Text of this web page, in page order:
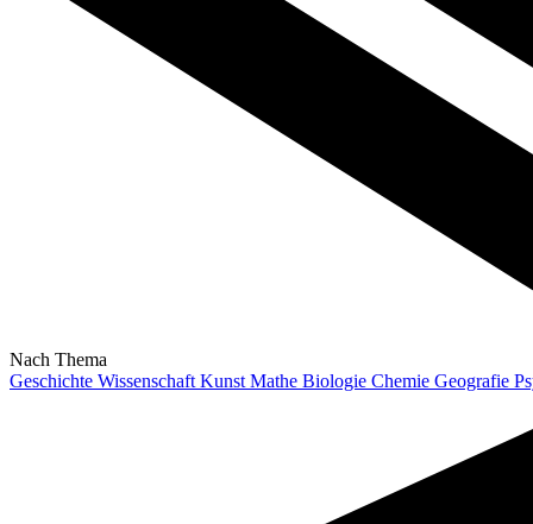
Nach Thema
Geschichte Wissenschaft Kunst Mathe Biologie Chemie Geografie